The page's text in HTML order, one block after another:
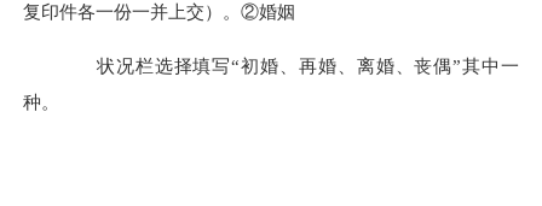
复印件各一份一并上交）。 ②婚姻
状况栏选择填写“初婚、再婚、离婚、丧偶”其中一
种。